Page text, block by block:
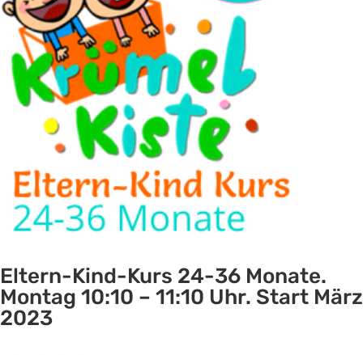
Eltern-Kind-Kurs 24-36 Monate.
Montag 10:10 – 11:10 Uhr. Start März
2023